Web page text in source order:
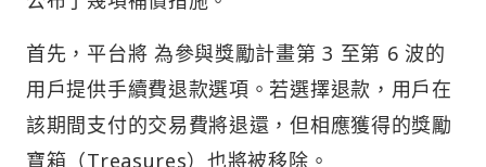
首先，平台將 為參與獎勵計畫第 3 至第 6 波的
用戶提供手續費退款選項。若選擇退款，用戶在
該期間支付的交易費將退還，但相應獲得的獎勵
寶箱（Treasures）也將被移除。